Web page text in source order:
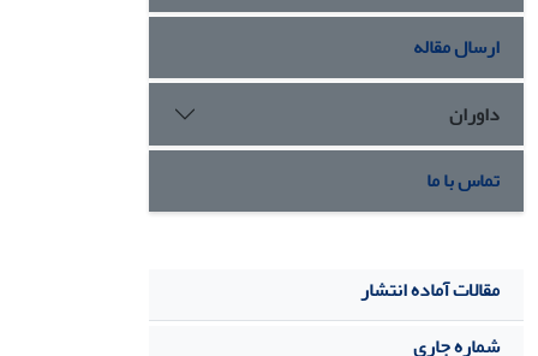
ارسال مقاله
داوران
تماس با ما
مقالات آماده انتشار
شماره جاری